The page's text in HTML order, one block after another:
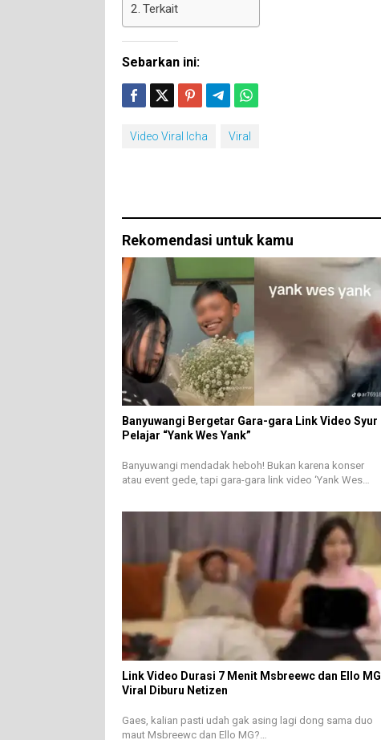
Terkait
Sebarkan ini:
Video Viral Icha Viral
Rekomendasi untuk kamu
Banyuwangi Bergetar Gara-gara Link Video Syur
Pelajar “Yank Wes Yank”
Banyuwangi mendadak heboh! Bukan karena konser
atau event gede, tapi gara-gara link video ‘Yank Wes…
Link Video Durasi 7 Menit Msbreewc dan Ello MG
Viral Diburu Netizen
Gaes, kalian pasti udah gak asing lagi dong sama duo
maut Msbreewc dan Ello MG?…